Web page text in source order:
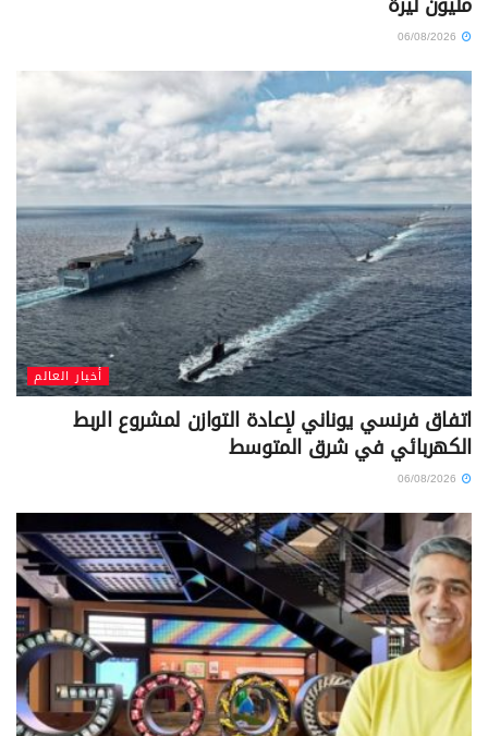
أخبار العالم
اتفاق فرنسي يوناني لإعادة التوازن لمشروع الربط
الكهربائي في شرق المتوسط